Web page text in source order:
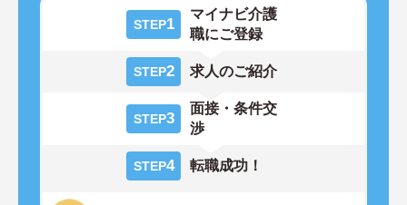
STEP1
マイナビ介護
職にご登録
STEP2 求人のご紹介
STEP3
面接・条件交
渉
STEP4 転職成功！